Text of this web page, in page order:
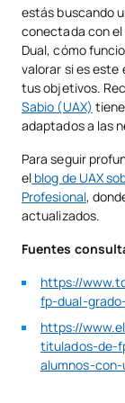
estás buscando
conectada con el
Dual, cómo
valorar si es este
tus objetivos.
Sabio (UAX)
adaptados a las
Para seguir
el blog de UAX
Profesional,
actualizados.
Fuentes
https://
fp-dual-
https://
titulados-de-
alumnos-